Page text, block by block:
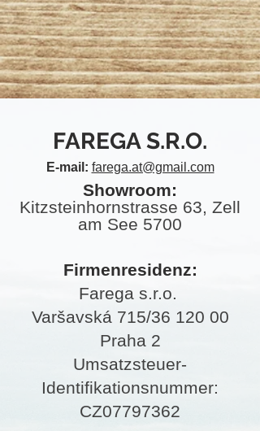
FAREGA S.R.O.
E-mail: farega.at@gmail.com
Showroom:
Kitzsteinhornstrasse 63, Zell
am See 5700
Firmenresidenz:
Farega s.r.o.
Varšavská 715/36 120 00
Praha 2
Umsatzsteuer-
Identifikationsnummer:
CZ07797362